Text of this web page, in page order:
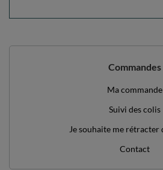
Commandes
Ma commande
Suivi des colis
Je souhaite me
Contact